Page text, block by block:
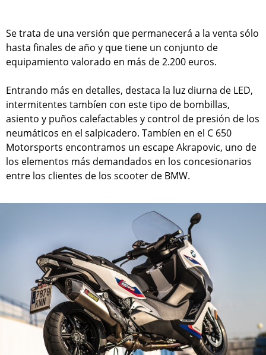
Se trata de una versión que permanecerá a la venta sólo
hasta finales de año y que tiene un conjunto de
equipamiento valorado en más de 2.200 euros.
Entrando más en detalles, destaca la luz diurna de LED,
intermitentes tambíen con este tipo de bombillas,
asiento y puños calefactables y control de presión de los
neumáticos en el salpicadero. Tambíen en el C 650
Motorsports encontramos un escape Akrapovic, uno de
los elementos más demandados en los concesionarios
entre los clientes de los scooter de BMW.